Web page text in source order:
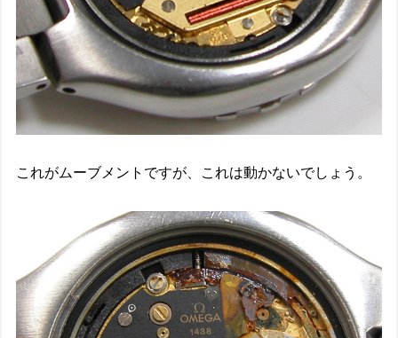
これがムーブメントですが、これは動かないでしょう。